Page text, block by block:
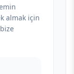
almak için